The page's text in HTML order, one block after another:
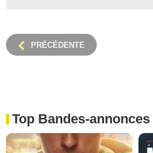
PRÉCÉDENTE
Top Bandes-annonces